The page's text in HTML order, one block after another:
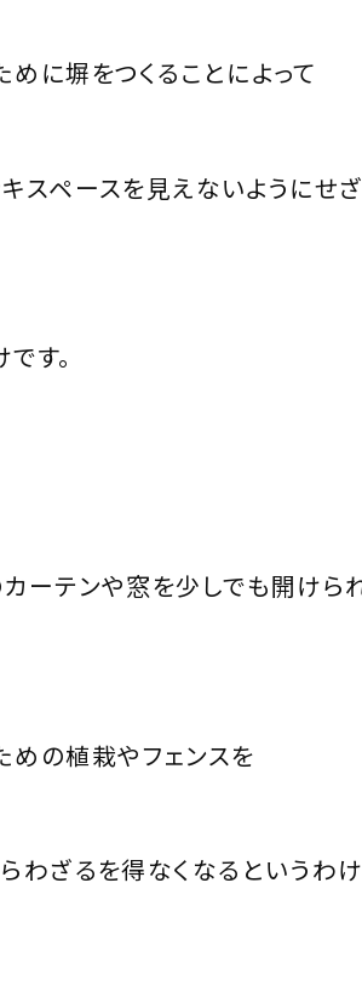
めに塀をつくることによって
キスペースを見えないようにせ
す。
カーテンや窓を少しでも開けら
めの植栽やフェンスを
わざるを得なくなるというわけ